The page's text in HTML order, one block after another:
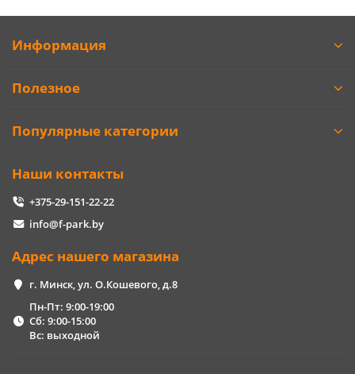
Информация
Полезное
Популярные категории
Наши контакты
+375-29-151-22-22
info@f-park.by
Адрес нашего магазина
г. Минск, ул. О.Кошевого, д.8
Пн-Пт: 9:00-19:00
Сб: 9:00-15:00
Вс: выходной